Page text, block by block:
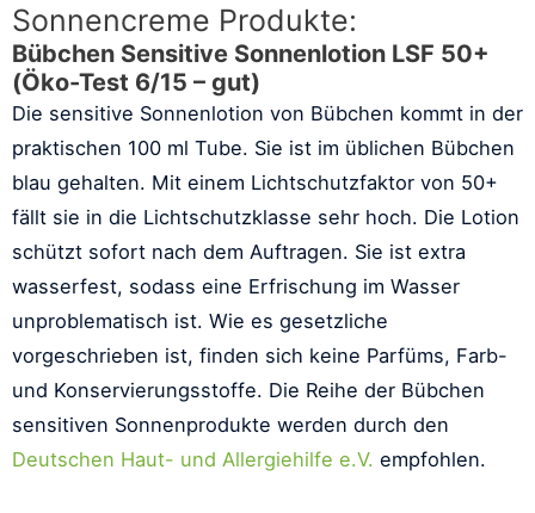
Sonnencreme Produkte:
Bübchen Sensitive Sonnenlotion LSF 50+
(Öko-Test 6/15 – gut)
Die sensitive Sonnenlotion von Bübchen kommt in der
praktischen 100 ml Tube. Sie ist im üblichen Bübchen
blau gehalten. Mit einem Lichtschutzfaktor von 50+
fällt sie in die Lichtschutzklasse sehr hoch. Die Lotion
schützt sofort nach dem Auftragen. Sie ist extra
wasserfest, sodass eine Erfrischung im Wasser
unproblematisch ist. Wie es gesetzliche
vorgeschrieben ist, finden sich keine Parfüms, Farb-
und Konservierungsstoffe. Die Reihe der Bübchen
sensitiven Sonnenprodukte werden durch den
Deutschen Haut- und Allergiehilfe e.V. empfohlen.